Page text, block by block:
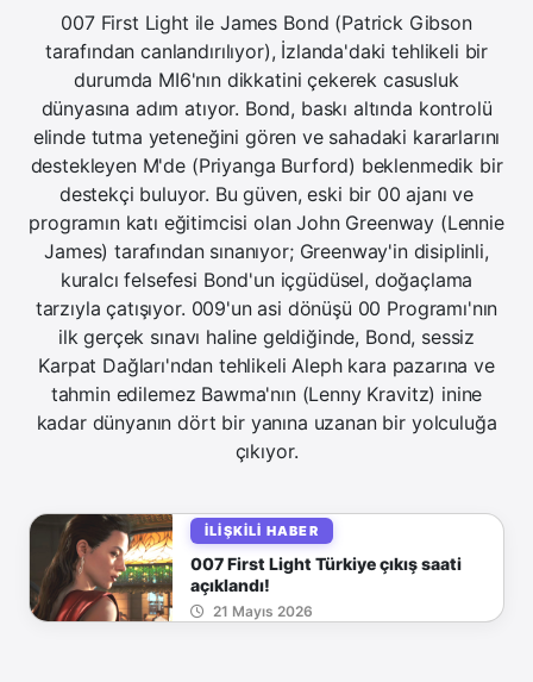
007 First Light ile James Bond (Patrick Gibson
tarafından canlandırılıyor), İzlanda'daki tehlikeli bir
durumda MI6'nın dikkatini çekerek casusluk
dünyasına adım atıyor. Bond, baskı altında kontrolü
elinde tutma yeteneğini gören ve sahadaki kararlarını
destekleyen M'de (Priyanga Burford) beklenmedik bir
destekçi buluyor. Bu güven, eski bir 00 ajanı ve
programın katı eğitimcisi olan John Greenway (Lennie
James) tarafından sınanıyor; Greenway'in disiplinli,
kuralcı felsefesi Bond'un içgüdüsel, doğaçlama
tarzıyla çatışıyor. 009'un asi dönüşü 00 Programı'nın
ilk gerçek sınavı haline geldiğinde, Bond, sessiz
Karpat Dağları'ndan tehlikeli Aleph kara pazarına ve
tahmin edilemez Bawma'nın (Lenny Kravitz) inine
kadar dünyanın dört bir yanına uzanan bir yolculuğa
çıkıyor.
İLIŞKILI HABER
007 First Light Türkiye çıkış saati
açıklandı!
21 Mayıs 2026